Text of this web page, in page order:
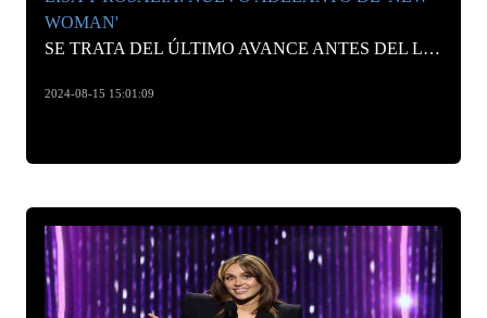
WOMAN'
SE TRATA DEL ÚLTIMO AVANCE ANTES DEL LANZAMIENTO OFICIAL DE LA CANCIÓN.
2024-08-15 15:01:09